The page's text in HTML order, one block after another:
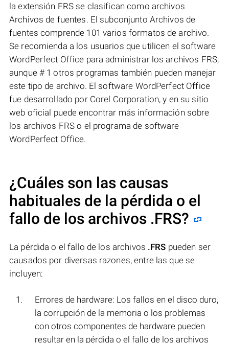
la extensión FRS se clasifican como archivos
Archivos de fuentes. El subconjunto Archivos de
fuentes comprende 101 varios formatos de archivo.
Se recomienda a los usuarios que utilicen el software
WordPerfect Office para administrar los archivos FRS,
aunque # 1 otros programas también pueden manejar
este tipo de archivo. El software WordPerfect Office
fue desarrollado por Corel Corporation, y en su sitio
web oficial puede encontrar más información sobre
los archivos FRS o el programa de software
WordPerfect Office.
¿Cuáles son las causas
habituales de la pérdida o el
fallo de los archivos .FRS?
La pérdida o el fallo de los archivos .FRS pueden ser
causados por diversas razones, entre las que se
incluyen:
Errores de hardware: Los fallos en el disco duro,
la corrupción de la memoria o los problemas
con otros componentes de hardware pueden
resultar en la pérdida o el fallo de los archivos